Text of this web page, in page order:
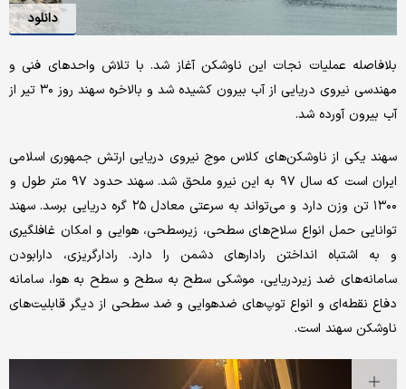
دانلود
بلافاصله عملیات نجات این ناوشکن آغاز شد. با تلاش واحدهای فنی و
مهندسی نیروی دریایی از آب بیرون کشیده شد و بالاخره سهند روز ۳۰ تیر از
آب بیرون آورده شد.
سهند یکی از ناوشکن‌های کلاس موج نیروی دریایی ارتش جمهوری اسلامی
ایران است که سال ۹۷ به این نیرو ملحق شد. سهند حدود ۹۷ متر طول و
۱۳۰۰ تن وزن دارد و می‌تواند به سرعتی معادل ۲۵ گره دریایی برسد. سهند
توانایی حمل انواع سلاح‌های سطحی، زیرسطحی، هوایی و امکان غافلگیری
و به اشتباه انداختن رادارهای دشمن را دارد. رادارگریزی، دارابودن
سامانه‌های ضد زیردریایی، موشکی سطح به سطح و سطح به هوا، سامانه
دفاع نقطه‌ای و انواع توپ‌های ضدهوایی و ضد سطحی از دیگر قابلیت‌های
ناوشکن سهند است.